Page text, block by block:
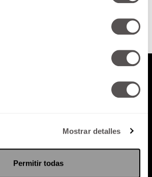
Mostrar detalles
Permitir todas
Política de Privacidad
RADIO MARTHA EVENTOS
SACA TU ID